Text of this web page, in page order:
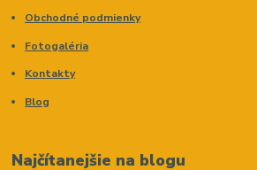
Obchodné podmienky
Fotogaléria
Kontakty
Blog
Najčítanejšie na blogu